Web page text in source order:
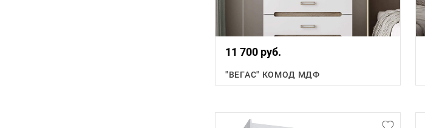
11 700 руб.
"ВЕГАС" КОМОД МДФ